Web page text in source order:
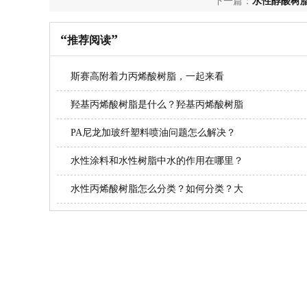
少？
“推荐阅读”
斯赛高附着力丙烯酸树脂，一起来看
羟基丙烯酸树脂是什么？羟基丙烯酸树脂
PA尼龙加玻纤塑料喷油问题怎么解决？
水性涂料和水性树脂中水的作用在哪里？
水性丙烯酸树脂怎么分类？如何分类？大